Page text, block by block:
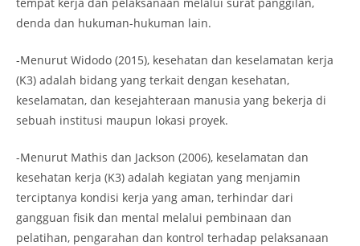
denda dan hukuman-hukuman lain.
-Menurut Widodo (2015), kesehatan dan keselamatan kerja
(K3) adalah bidang yang terkait dengan kesehatan,
keselamatan, dan kesejahteraan manusia yang bekerja di
sebuah institusi maupun lokasi proyek.
-Menurut Mathis dan Jackson (2006), keselamatan dan
kesehatan kerja (K3) adalah kegiatan yang menjamin
terciptanya kondisi kerja yang aman, terhindar dari
gangguan fisik dan mental melalui pembinaan dan
pelatihan, pengarahan dan kontrol terhadap pelaksanaan